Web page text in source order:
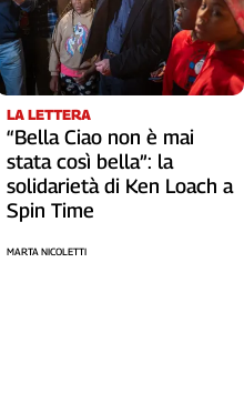
LA LETTERA
“Bella Ciao non è mai
stata così bella”: la
solidarietà di Ken Loach a
Spin Time
MARTA NICOLETTI